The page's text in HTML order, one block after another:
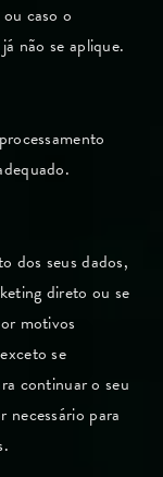
caso o
não se aplique.
dos seus dados,
direto ou se
motivos
se
continuar o seu
necessário para